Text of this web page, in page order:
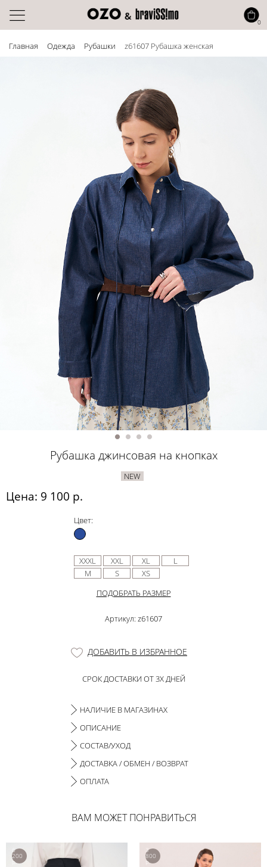
Главная Одежда Рубашки z61607 Рубашка женская
Рубашка джинсовая на кнопках
NEW
Цена: 9 100 р.
Цвет:
XXXL XXL XL
L
M
S
XS
ПОДОБРАТЬ РАЗМЕР
Артикул: z61607
ДОБАВИТЬ В ИЗБРАННОЕ
СРОК ДОСТАВКИ ОТ 3Х ДНЕЙ
НАЛИЧИЕ В МАГАЗИНАХ
ОПИСАНИЕ
СОСТАВ/УХОД
ДОСТАВКА / ОБМЕН / ВОЗВРАТ
ОПЛАТА
ВАМ МОЖЕТ ПОНРАВИТЬСЯ
6
200
р.
3
800
р.
0